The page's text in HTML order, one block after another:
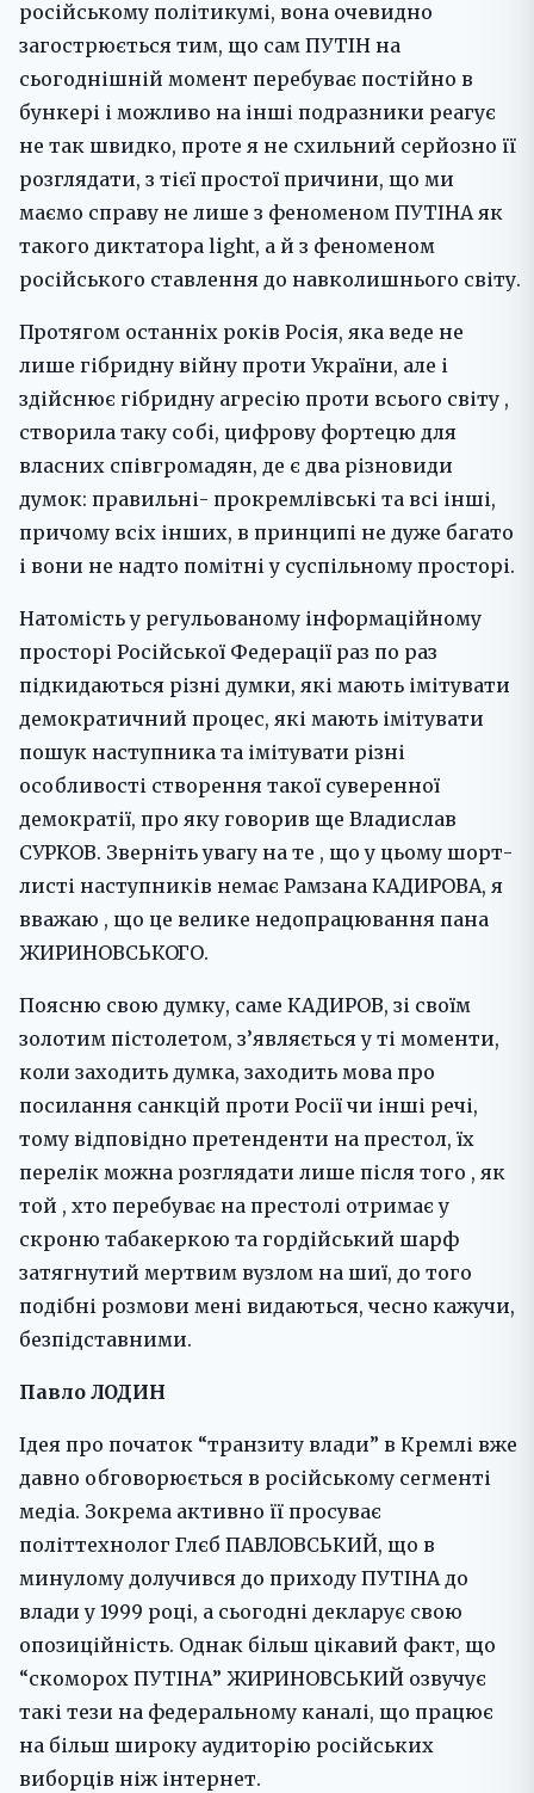
російському політикумі, вона очевидно
загострюється тим, що сам ПУТІН на
сьогоднішній момент перебуває постійно в
бункері і можливо на інші подразники реагує
не так швидко, проте я не схильний серйозно її
розглядати, з тієї простої причини, що ми
маємо справу не лише з феноменом ПУТІНА як
такого диктатора light, а й з феноменом
російського ставлення до навколишнього світу.
Протягом останніх років Росія, яка веде не
лише гібридну війну проти України, але і
здійснює гібридну агресію проти всього світу ,
створила таку собі, цифрову фортецю для
власних співгромадян, де є два різновиди
думок: правильні- прокремлівські та всі інші,
причому всіх інших, в принципі не дуже багато
і вони не надто помітні у суспільному просторі.
Натомість у регульованому інформаційному
просторі Російської Федерації раз по раз
підкидаються різні думки, які мають імітувати
демократичний процес, які мають імітувати
пошук наступника та імітувати різні
особливості створення такої суверенної
демократії, про яку говорив ще Владислав
СУРКОВ. Зверніть увагу на те , що у цьому шорт-
листі наступників немає Рамзана КАДИРОВА, я
вважаю , що це велике недопрацювання пана
ЖИРИНОВСЬКОГО.
Поясню свою думку, саме КАДИРОВ, зі своїм
золотим пістолетом, з’являється у ті моменти,
коли заходить думка, заходить мова про
посилання санкцій проти Росії чи інші речі,
тому відповідно претенденти на престол, їх
перелік можна розглядати лише після того , як
той , хто перебуває на престолі отримає у
скроню табакеркою та гордійський шарф
затягнутий мертвим вузлом на шиї, до того
подібні розмови мені видаються, чесно кажучи,
безпідставними.
Павло ЛОДИН
Ідея про початок “транзиту влади” в Кремлі вже
давно обговорюється в російському сегменті
медіа. Зокрема активно її просуває
політтехнолог Глєб ПАВЛОВСЬКИЙ, що в
минулому долучився до приходу ПУТІНА до
влади у 1999 році, а сьогодні декларує свою
опозиційність. Однак більш цікавий факт, що
“скоморох ПУТІНА” ЖИРИНОВСЬКИЙ озвучує
такі тези на федеральному каналі, що працює
на більш широку аудиторію російських
виборців ніж інтернет.